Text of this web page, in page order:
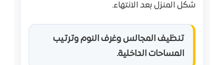
شكل المنزل بعد الانتهاء.
تنظيف المجالس وغرف النوم وترتيب
المساحات الداخلية.